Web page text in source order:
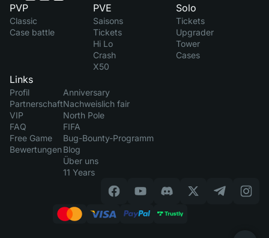
PVP
Classic
Case battle
PVE
Saisons
Tickets
Hi Lo
Crash
X50
Solo
Tickets
Upgrader
Tower
Cases
Links
Profil
Partnerschaft
VIP
FAQ
Free Game
Bewertungen
Anniversary
Nachweislich fair
North Pole
FIFA
Bug-Bounty-Programm
Blog
Über uns
11 Years